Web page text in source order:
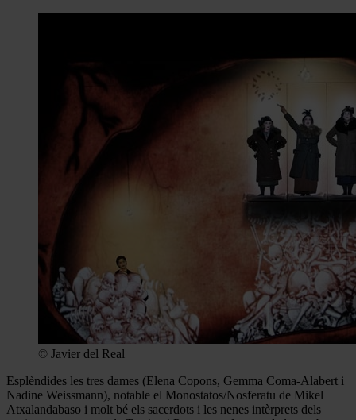
© Javier del Real
Esplèndides les tres dames (Elena Copons, Gemma Coma-Alabert i
Nadine Weissmann), notable el Monostatos/Nosferatu de Mikel
Atxalandabaso i molt bé els sacerdots i les nenes intèrprets dels